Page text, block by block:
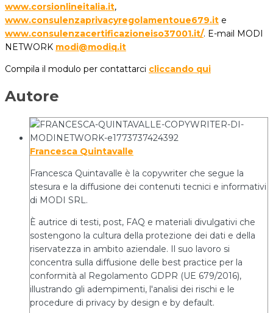
www.corsionlineitalia.it,
www.consulenzaprivacyregolamentoue679.it e
www.consulenzacertificazioneiso37001.it/. E-mail MODI
NETWORK modi@modiq.it
Compila il modulo per contattarci cliccando qui
Autore
Francesca Quintavalle
Francesca Quintavalle è la copywriter che segue la
stesura e la diffusione dei contenuti tecnici e informativi
di MODI SRL.
È autrice di testi, post, FAQ e materiali divulgativi che
sostengono la cultura della protezione dei dati e della
riservatezza in ambito aziendale. Il suo lavoro si
concentra sulla diffusione delle best practice per la
conformità al Regolamento GDPR (UE 679/2016),
illustrando gli adempimenti, l'analisi dei rischi e le
procedure di privacy by design e by default.